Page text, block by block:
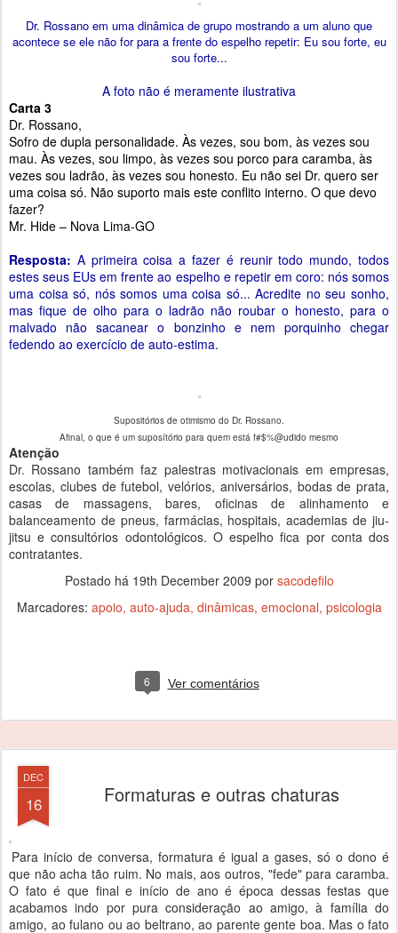
Dr. Rossano em uma dinâmica de grupo mostrando a um aluno que
acontece se ele não for para a frente do espelho repetir: Eu sou forte, eu
sou forte...
A foto não é meramente ilustrativa
Carta 3
Dr. Rossano,
Sofro de dupla personalidade. Às vezes, sou bom, às vezes sou
mau. Às vezes, sou limpo, às vezes sou porco para caramba, às
vezes sou ladrão, às vezes sou honesto. Eu não sei Dr. quero ser
uma coisa só. Não suporto mais este conflito interno. O que devo
fazer?
Mr. Hide – Nova Lima-GO
Resposta: A primeira coisa a fazer é reunir todo mundo, todos
estes seus EUs em frente ao espelho e repetir em coro: nós somos
uma coisa só, nós somos uma coisa só... Acredite no seu sonho,
mas fique de olho para o ladrão não roubar o honesto, para o
malvado não sacanear o bonzinho e nem porquinho chegar
fedendo ao exercício de auto-estima.
Supositórios de otimismo do Dr. Rossano.
Afinal, o que é um suposítório para quem está f#$%@udido mesmo
Atenção
Dr. Rossano também faz palestras motivacionais em empresas,
escolas, clubes de futebol, velórios, aniversários, bodas de prata,
casas de massagens, bares, oficinas de alinhamento e
balanceamento de pneus, farmácias, hospitais, academias de jiu-
jitsu e consultórios odontológicos. O espelho fica por conta dos
contratantes.
Postado há 19th December 2009 por sacodefilo
Marcadores: apoio auto-ajuda dinâmicas emocional psicologia
6 Ver comentários
DEC
16 Formaturas e outras chaturas
Para início de conversa, formatura é igual a gases, só o dono é
que não acha tão ruim. No mais, aos outros, "fede" para caramba.
O fato é que final e início de ano é época dessas festas que
acabamos indo por pura consideração ao amigo, à família do
amigo, ao fulano ou ao beltrano, ao parente gente boa. Mas o fato